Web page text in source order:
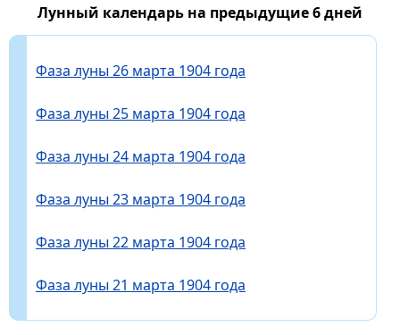
Лунный календарь на предыдущие 6 дней
Фаза луны 26 марта 1904 года
Фаза луны 25 марта 1904 года
Фаза луны 24 марта 1904 года
Фаза луны 23 марта 1904 года
Фаза луны 22 марта 1904 года
Фаза луны 21 марта 1904 года